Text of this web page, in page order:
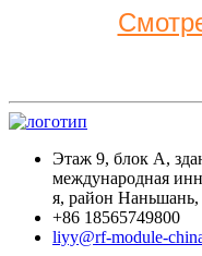
Этаж 9, блок А,
международная
я, район
+86 18565749800
liyy@rf-module-